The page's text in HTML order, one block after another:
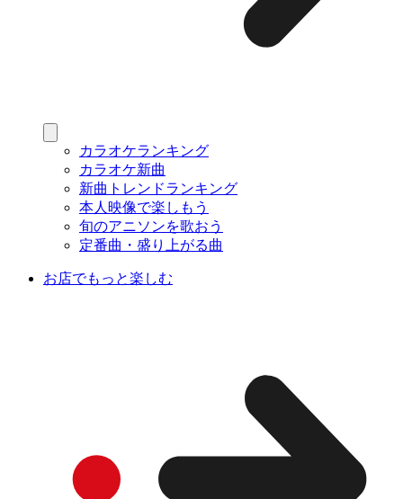
カラオケランキング
カラオケ新曲
新曲トレンドランキング
本人映像で楽しもう
旬のアニソンを歌おう
定番曲・盛り上がる曲
お店でもっと楽しむ